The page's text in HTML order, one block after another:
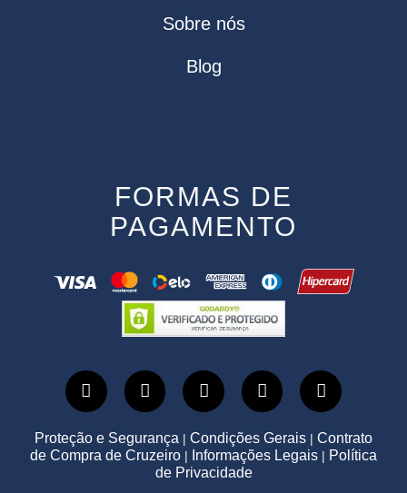
Sobre nós
Blog
FORMAS DE
PAGAMENTO
Proteção e Segurança | Condições Gerais | Contrato
de Compra de Cruzeiro | Informações Legais | Política
de Privacidade